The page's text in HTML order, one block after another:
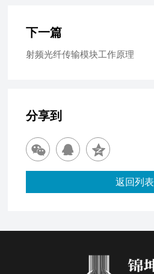
下一篇
射频光纤传输模块工作原理
分享到
返回列表